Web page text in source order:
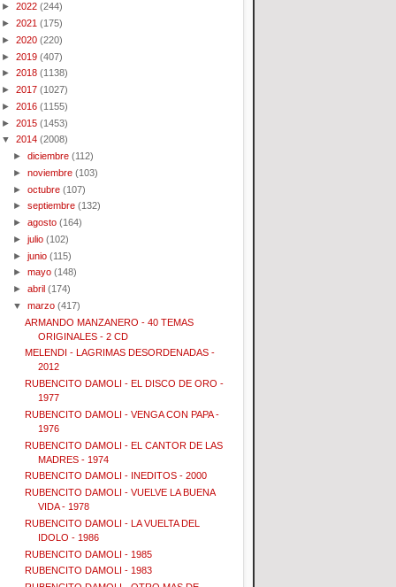
► 2022 (244)
► 2021 (175)
► 2020 (220)
► 2019 (407)
► 2018 (1138)
► 2017 (1027)
► 2016 (1155)
► 2015 (1453)
▼ 2014 (2008)
►diciembre (112)
►noviembre (103)
►octubre (107)
►septiembre (132)
►agosto (164)
►julio (102)
►junio (115)
►mayo (148)
►abril (174)
▼marzo (417)
ARMANDO MANZANERO - 40 TEMAS
ORIGINALES - 2 CD
MELENDI - LAGRIMAS DESORDENADAS -
2012
RUBENCITO DAMOLI - EL DISCO DE ORO -
1977
RUBENCITO DAMOLI - VENGA CON PAPA -
1976
RUBENCITO DAMOLI - EL CANTOR DE LAS
MADRES - 1974
RUBENCITO DAMOLI - INEDITOS - 2000
RUBENCITO DAMOLI - VUELVE LA BUENA
VIDA - 1978
RUBENCITO DAMOLI - LA VUELTA DEL
IDOLO - 1986
RUBENCITO DAMOLI - 1985
RUBENCITO DAMOLI - 1983